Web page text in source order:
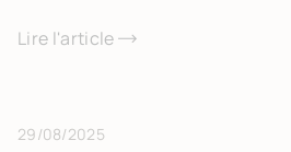
Lire l'article
29/08/2025